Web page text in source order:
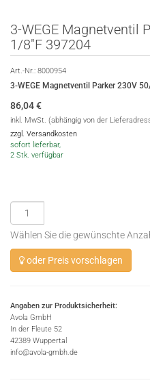
3-WEGE Magnetventil
1/8"F 397204
Art.-Nr.: 8000954
3-WEGE Magnetventil Parker 230V
86,04€
inkl. MwSt. (abhängig von der
zzgl. Versandkosten
sofort lieferbar,
2 Stk. verfügbar
Wählen Sie die gewünschte
oder Preis vorschlagen
Angaben zur Produktsicherheit:
Avola GmbH
In der Fleute 52
42389 Wuppertal
info@avola-gmbh.de